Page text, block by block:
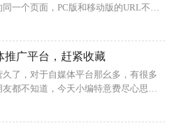
一个页面，PC版和移动版的URL不一
SEO优化需要在PC和移动页面上分别
推广平台，赶紧收藏
了，对于自媒体平台那幺多，有很多
都不知道，今天小编特意费尽心思整
媒体推广平台，适合做自媒体运营的、